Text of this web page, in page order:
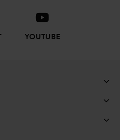
YOUTUBE